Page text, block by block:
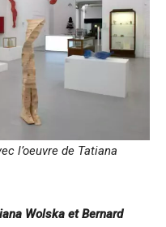
l’oeuvre de Tatiana
Wolska et Bernard